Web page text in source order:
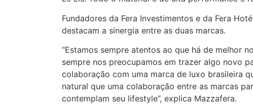
Fundadores da Fera Investimentos e da Fera
destacam a sinergia entre as duas marcas.
“Estamos sempre atentos ao que há de melhor
sempre nos preocupamos em trazer algo novo
colaboração com uma marca de luxo brasileira
natural que uma colaboração entre as marcas
contemplam seu lifestyle”, explica Mazzafera.